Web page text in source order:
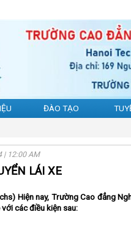
ĐÀO TẠO
| 12:00 AM
LÁI XE
Hiện nay, Trường Cao đẳng
với các điều kiện sau: